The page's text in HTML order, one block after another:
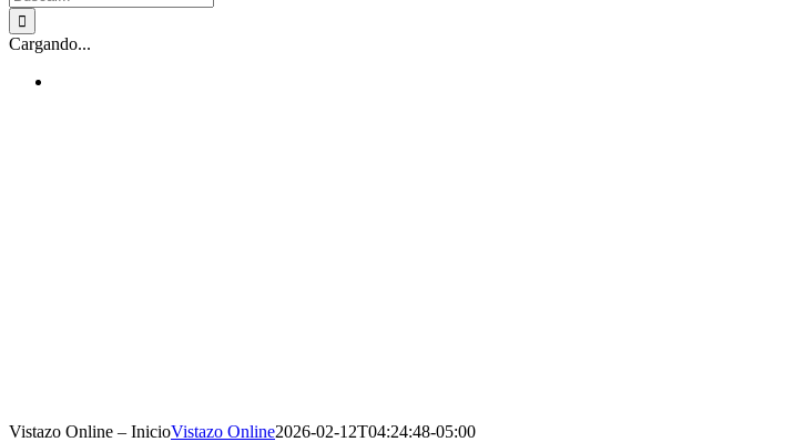
Cargando...
Vistazo Online – InicioVistazo Online2026-02-12T04:24:48-05:00